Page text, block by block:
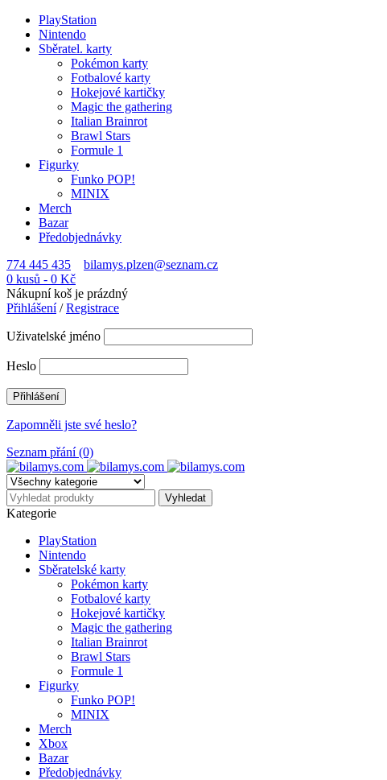
PlayStation
Nintendo
Sběratel. karty
Pokémon karty
Fotbalové karty
Hokejové kartičky
Magic the gathering
Italian Brainrot
Brawl Stars
Formule 1
Figurky
Funko POP!
MINIX
Merch
Bazar
Předobjednávky
774 445 435
bilamys.plzen@seznam.cz
0 kusů - 0 Kč
Nákupní koš je prázdný
Přihlášení/Registrace
Uživatelské jméno
Heslo
Zapomněli jste své heslo?
Seznam přání (0)
Kategorie
PlayStation
Nintendo
Sběratelské karty
Pokémon karty
Fotbalové karty
Hokejové kartičky
Magic the gathering
Italian Brainrot
Brawl Stars
Formule 1
Figurky
Funko POP!
MINIX
Merch
Xbox
Bazar
Předobjednávky